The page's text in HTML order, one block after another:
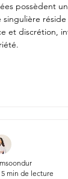
possèdent
et discrétion,
5 min de lecture